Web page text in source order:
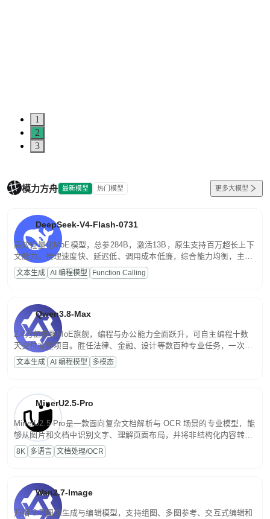
1
2
3
模力方舟 最新模型 热门模型 更多大模型
DeepSeek-V4-Flash-0731
高效轻量化MoE模型，总参284B，激活13B，原生支持百万超长上下
文能力。推理速度快、延迟低、调用成本低廉，综合能力均衡，主打
高并发、轻量化任务，适合日常对话、内容创作、基础 RAG、批量
文案处理等普惠刚需场景。
文本生成 AI 编程模型 Function Calling
Qwen3.8-Max
2.4万亿参数MoE旗舰，编程与办公能力全面跃升，可自主编程十数
天交付完整项目。胜任法律、金融、设计等数百种专业任务，一次对
话端到端交付生产级成果。原生视觉理解贯穿规划、执行与验证全流
程，支持超长文档与长视频的深度语义解析。长程任务中自主规划与
文本生成 AI 编程模型 多模态
MinerU2.5-Pro
MinerU2.5-Pro是一款面向复杂文档解析与 OCR 场景的专业模型，能
够从图片和文档中识别文字、理解页面布局，并将非结构化内容转换
为便于存储、检索和二次处理的结构化结果。
8K 多语言 文档处理/OCR
Wan2.7-Image
万相 2.7 图像生成与编辑模型，支持组图、多图参考、交互式编辑和